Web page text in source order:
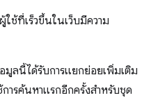
ช้ที่เร็วขึ้นในเว็บมีความ
มูลนี้ได้รับการแยกย่อยเพิ่มเติม
ารค้นหาแรกอีกครั้งสำหรับชุด